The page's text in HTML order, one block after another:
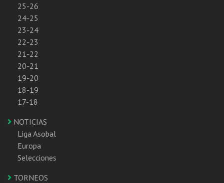
25-26
24-25
23-24
22-23
21-22
20-21
19-20
18-19
17-18
NOTICIAS
Liga Asobal
Europa
Selecciones
TORNEOS